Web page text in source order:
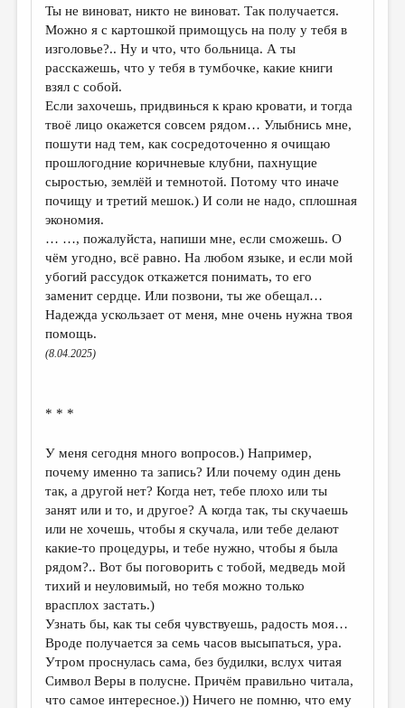
Ты не виноват, никто не виноват. Так получается.
Можно я с картошкой примощусь на полу у тебя в
изголовье?.. Ну и что, что больница. А ты
расскажешь, что у тебя в тумбочке, какие книги
взял с собой.
Если захочешь, придвинься к краю кровати, и тогда
твоё лицо окажется совсем рядом… Улыбнись мне,
пошути над тем, как сосредоточенно я очищаю
прошлогодние коричневые клубни, пахнущие
сыростью, землёй и темнотой. Потому что иначе
почищу и третий мешок.) И соли не надо, сплошная
экономия.
… …, пожалуйста, напиши мне, если сможешь. О
чём угодно, всё равно. На любом языке, и если мой
убогий рассудок откажется понимать, то его
заменит сердце. Или позвони, ты же обещал…
Надежда ускользает от меня, мне очень нужна твоя
помощь.
(8.04.2025)
* * *
У меня сегодня много вопросов.) Например,
почему именно та запись? Или почему один день
так, а другой нет? Когда нет, тебе плохо или ты
занят или и то, и другое? А когда так, ты скучаешь
или не хочешь, чтобы я скучала, или тебе делают
какие-то процедуры, и тебе нужно, чтобы я была
рядом?.. Вот бы поговорить с тобой, медведь мой
тихий и неуловимый, но тебя можно только
врасплох застать.)
Узнать бы, как ты себя чувствуешь, радость моя…
Вроде получается за семь часов высыпаться, ура.
Утром проснулась сама, без будилки, вслух читая
Символ Веры в полусне. Причём правильно читала,
что самое интересное.)) Ничего не помню, что ему